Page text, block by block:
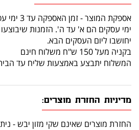
אספקת המוצר - זמן האספקה עד 3 ימי עסקים באזור גוש דן.
ימי עסקים הם א' עד ה'. הזמנות שיבוצעו
יחושבו ליום העסקים הבא.
בקניה מעל 150 ש"ח משלוח חינם
המשלוח יתבצע באמצעות שליח עד
מדיניות החזרת מוצרים:
החזרת מוצרים שאינם שקי מזון יבש -